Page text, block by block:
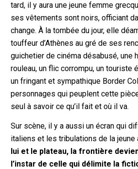
tard, il y aura une jeune femme
ses vêtements sont noirs, officiant
change. À la tombée du jour, elle
touffeur d’Athènes au gré de ses
guichetier de cinéma désabusé, une
rouleau, un flic corrompu, un touriste
un fringant et sympathique Border
personnages qui peuplent cette
seul à savoir ce qu’il fait et où il va.
Sur scène, il y a aussi un écran qui
italiens et les tribulations de la jeune
lui et le plateau, la frontière
l’instar de celle qui délimite la